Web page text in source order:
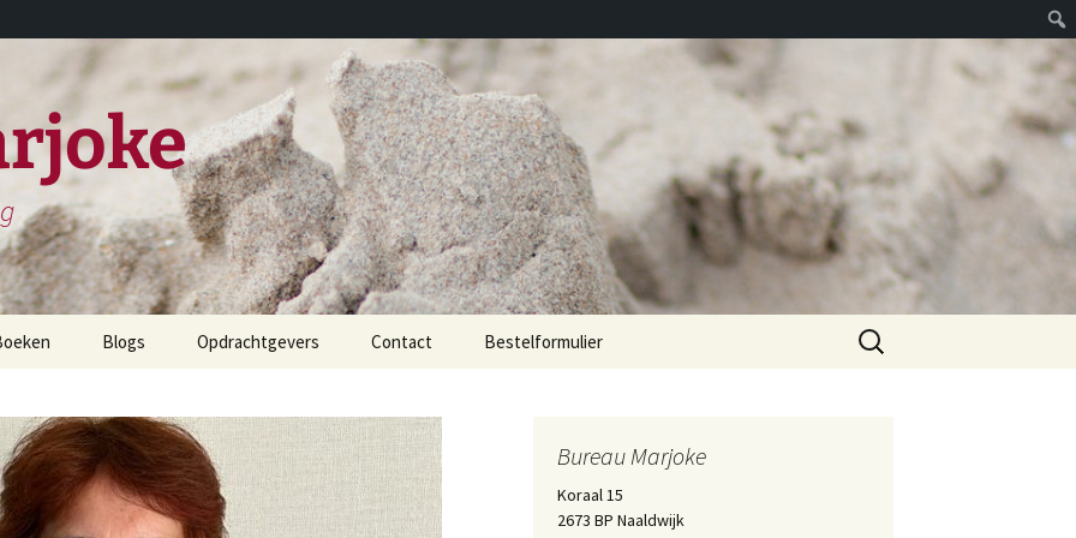
Het leven en werken van
Stensen
leven en werken van
Blogs Opdrachtgevers Contact Bestelformulier
Zoeken
naar:
Bureau Marjoke
Koraal 15
2673 BP Naaldwijk